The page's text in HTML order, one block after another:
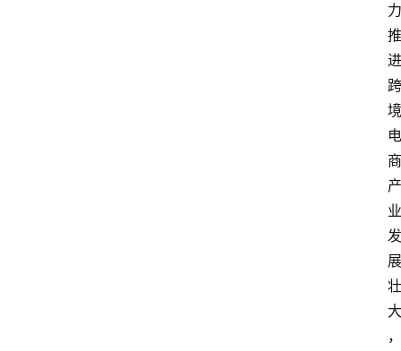
力
推
进
跨
境
电
商
产
业
发
展
壮
大
，